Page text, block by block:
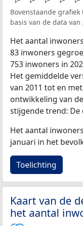
Bovenstaande
basis van de data van
Het aantal
83 inwoners
753 inwoners in
Het gemiddelde
van 2011 tot en
ontwikkeling van
stijgende trend: De
Het aantal
januari in het
Toelichting
Kaart van de
het aantal